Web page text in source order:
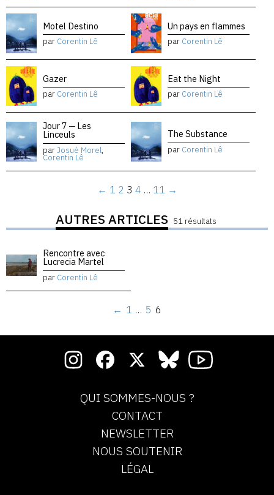
Motel Destino
par Corentin Lê
Un pays en flammes
par Corentin Lê
Gazer
par Corentin Lê
Eat the Night
par Corentin Lê
Jour 7 — Les
Linceuls
parJosué Morel,
Corentin Lê
The Substance
par Corentin Lê
← 1 2 3 4 … 11 →
AUTRES ARTICLES 51 résultats
Rencontre avec
Lucrecia Martel
par Corentin Lê
← 1 … 5 6
QUI SOMMES-NOUS ?
CONTACT
NEWSLETTER
NOUS SOUTENIR
LÉGAL